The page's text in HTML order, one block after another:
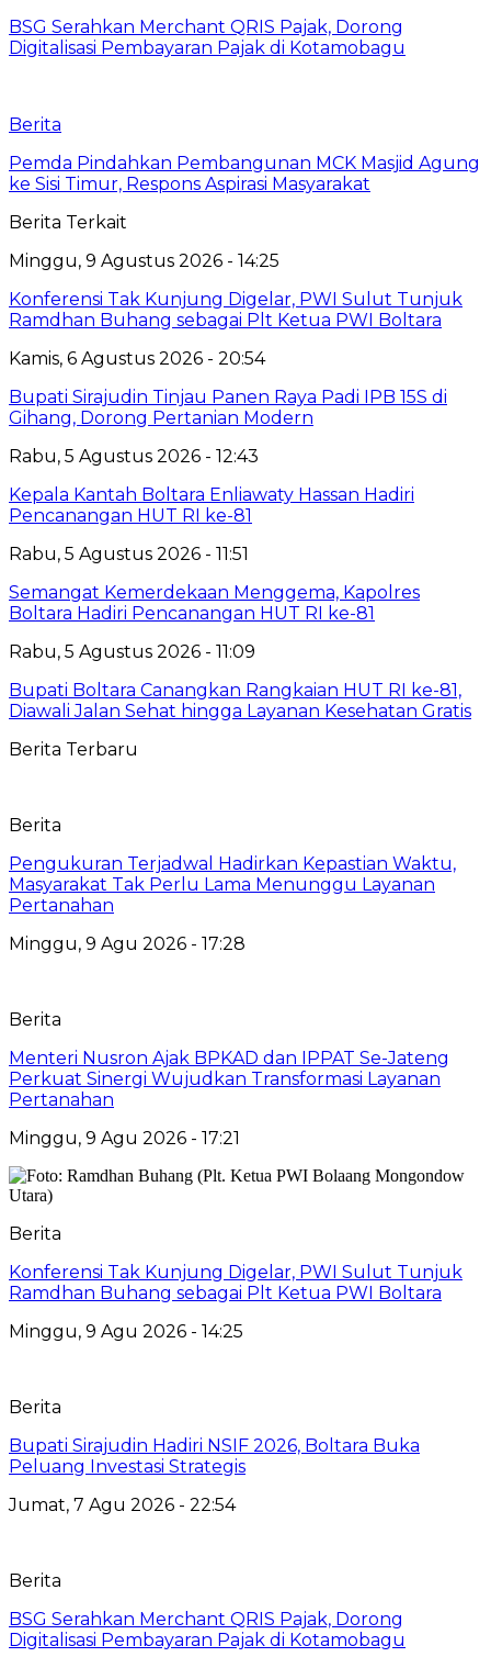
‎BSG Serahkan Merchant QRIS Pajak, Dorong
Digitalisasi Pembayaran Pajak di Kotamobagu
Berita
Pemda Pindahkan Pembangunan MCK Masjid Agung
ke Sisi Timur, Respons Aspirasi Masyarakat
Berita Terkait
Minggu, 9 Agustus 2026 - 14:25
‎Konferensi Tak Kunjung Digelar, PWI Sulut Tunjuk
Ramdhan Buhang sebagai Plt Ketua PWI Boltara
Kamis, 6 Agustus 2026 - 20:54
Bupati Sirajudin Tinjau Panen Raya Padi IPB 15S di
Gihang, Dorong Pertanian Modern
Rabu, 5 Agustus 2026 - 12:43
‎Kepala Kantah Boltara Enliawaty Hassan Hadiri
Pencanangan HUT RI ke-81
Rabu, 5 Agustus 2026 - 11:51
‎Semangat Kemerdekaan Menggema, Kapolres
Boltara Hadiri Pencanangan HUT RI ke-81
Rabu, 5 Agustus 2026 - 11:09
‎Bupati Boltara Canangkan Rangkaian HUT RI ke-81,
Diawali Jalan Sehat hingga Layanan Kesehatan Gratis
Berita Terbaru
Berita
Pengukuran Terjadwal Hadirkan Kepastian Waktu,
Masyarakat Tak Perlu Lama Menunggu Layanan
Pertanahan
Minggu, 9 Agu 2026 - 17:28
Berita
Menteri Nusron Ajak BPKAD dan IPPAT Se-Jateng
Perkuat Sinergi Wujudkan Transformasi Layanan
Pertanahan
Minggu, 9 Agu 2026 - 17:21
Berita
‎Konferensi Tak Kunjung Digelar, PWI Sulut Tunjuk
Ramdhan Buhang sebagai Plt Ketua PWI Boltara
Minggu, 9 Agu 2026 - 14:25
Berita
Bupati Sirajudin Hadiri NSIF 2026, Boltara Buka
Peluang Investasi Strategis
Jumat, 7 Agu 2026 - 22:54
Berita
‎BSG Serahkan Merchant QRIS Pajak, Dorong
Digitalisasi Pembayaran Pajak di Kotamobagu